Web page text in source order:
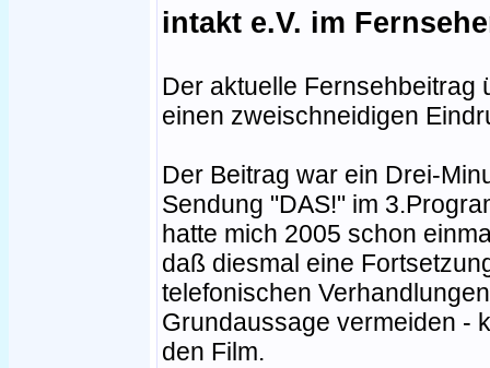
intakt e.V. im
Der aktuelle Fernsehbeitrag
einen zweischneidigen
Der Beitrag war ein Drei-
Sendung "DAS!" im
hatte mich 2005 schon
daß diesmal eine
telefonischen
Grundaussage vermeiden -
den Film.